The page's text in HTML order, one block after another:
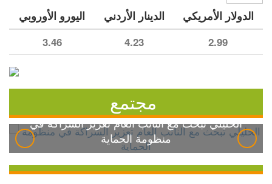
الدولار الأمريكي الدينار الأردني اليورو الأوروبي
2.99
4.23
3.46
مجتمع
الخليلي تبحث مع النائب العام تعزيز الشراكة في
منظومة الحماية